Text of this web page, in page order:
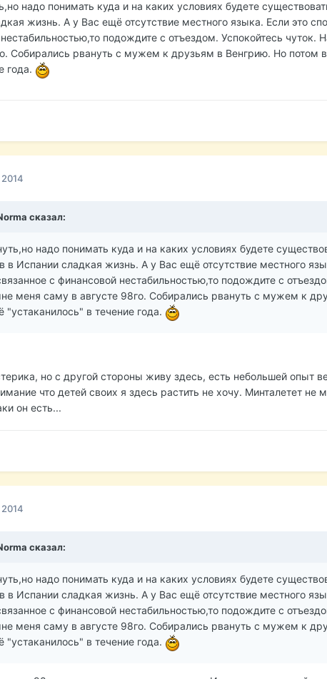
надо понимать куда и на каких условиях будете
жизнь. А у Вас ещё отсутствие местного языка. Если это
подождите с отъездом. Успокойтесь чуток.
Собирались рвануть с мужем к друзьям в Венгрию. Но потом
года.
сказал:
надо понимать куда и на каких условиях будете
в Испании сладкая жизнь. А у Вас ещё отсутствие местного
с финансовой нестабильностью,то подождите с
меня саму в августе 98го. Собирались рвануть с мужем к
в течение года.
но с другой стороны живу здесь, есть небольшей опыт
что детей своих я здесь растить не хочу. Минталетет не
он есть...
сказал:
надо понимать куда и на каких условиях будете
в Испании сладкая жизнь. А у Вас ещё отсутствие местного
с финансовой нестабильностью,то подождите с
меня саму в августе 98го. Собирались рвануть с мужем к
в течение года.